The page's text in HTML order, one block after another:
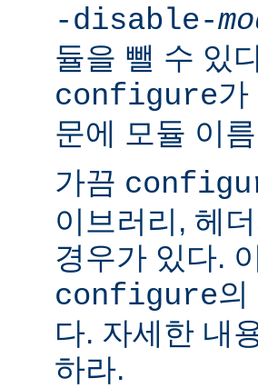
-disable-
듈을 뺄 수 있
configure가
문에 모듈 이
가끔
이브러리, 헤
경우가 있다.
configure의
다. 자세한 내
하라.